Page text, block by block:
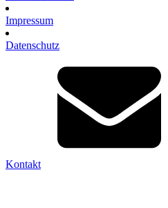
Impressum
Datenschutz
Kontakt